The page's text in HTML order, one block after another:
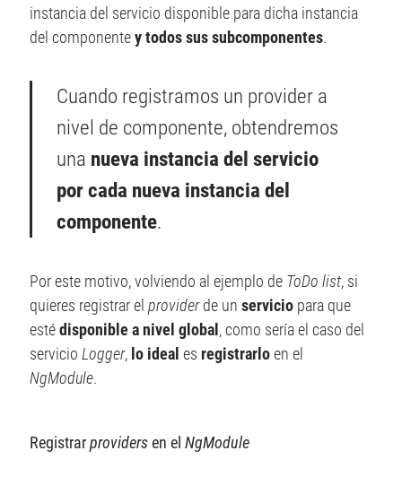
instancia del servicio disponible para dicha instancia
del componentey todos sus subcomponentes.
Cuando registramos un provider a
nivel de componente, obtendremos
una nueva instancia del servicio
por cada nueva instancia del
componente.
Por este motivo, volviendo al ejemplo de ToDo list, si
quieres registrar elproviderde unservicio para que
estédisponible a nivel global , como sería el caso del
servicioLogger, lo ideal esregistrarloen el
NgModule.
Registrarprovidersen elNgModule